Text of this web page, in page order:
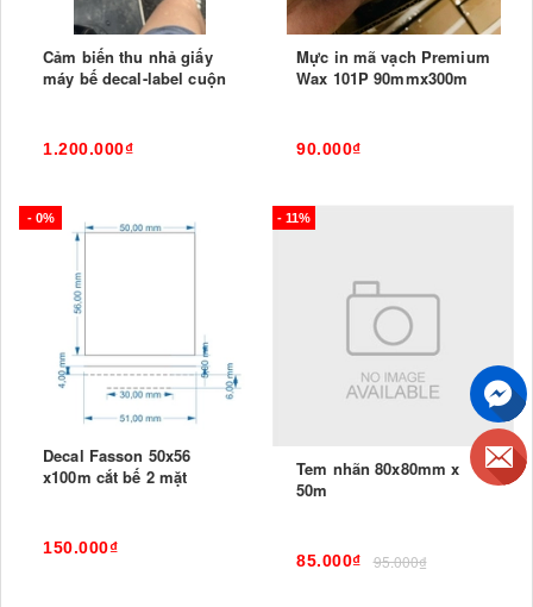
Cảm biến thu nhả giấy
máy bế decal-label cuộn
1.200.000₫
Mực in mã vạch Premium
Wax 101P 90mmx300m
90.000₫
- 0%
Decal Fasson 50x56
x100m cắt bế 2 mặt
150.000₫
- 11%
Tem nhãn 80x80mm x
50m
85.000₫ 95.000₫